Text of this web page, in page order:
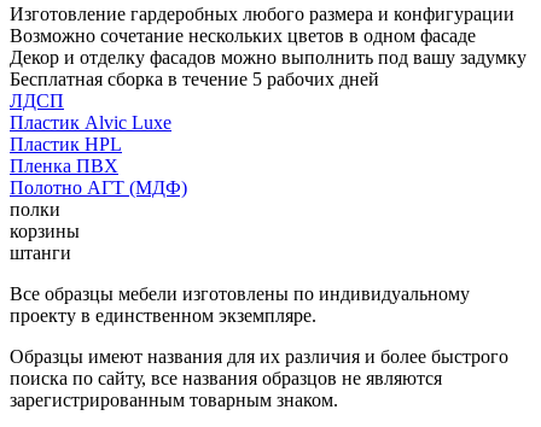
Изготовление гардеробных любого размера и конфигурации
Возможно сочетание нескольких цветов в одном фасаде
Декор и отделку фасадов можно выполнить под вашу задумку
Бесплатная сборка в течение 5 рабочих дней
ЛДСП
Пластик Alvic Luxe
Пластик HPL
Пленка ПВХ
Полотно АГТ (МДФ)
полки
корзины
штанги
Все образцы мебели изготовлены по индивидуальному
проекту в единственном экземпляре.
Образцы имеют названия для их различия и более быстрого
поиска по сайту, все названия образцов не являются
зарегистрированным товарным знаком.